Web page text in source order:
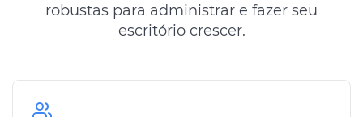
robustas para administrar e fazer seu
escritório crescer.